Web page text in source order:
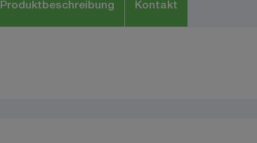
Produktbeschreibung Kontakt